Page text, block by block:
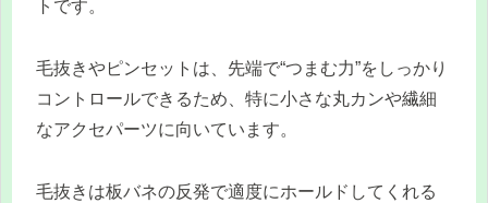
トです。
毛抜きやピンセットは、先端で“つまむ力”をしっかり
コントロールできるため、特に小さな丸カンや繊細
なアクセパーツに向いています。
毛抜きは板バネの反発で適度にホールドしてくれる